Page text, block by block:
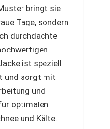
bringt sie
Tage, sondern
durchdachte
ist speziell
und sorgt mit
und
optimalen
und Kälte.